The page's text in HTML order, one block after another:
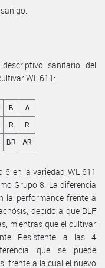
sanitario del
WL 611:
B A
R R
BR AR
6 en la variedad WL 611
Grupo 8. La diferencia
la performance frente a
debido a que DLF
mientras que el cultivar
Resistente a las 4
que se puede
frente a la cual el nuevo